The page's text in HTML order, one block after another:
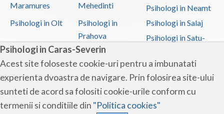
Psihologi in Caras-Severin
Acest site foloseste cookie-uri pentru a imbunatati
experienta dvoastra de navigare. Prin folosirea site-ului
sunteti de acord sa folositi cookie-urile conform cu
termenii si conditiile din "Politica cookies"
Maramures
Mehedinti
Psihologi in Neamt
Psihologi in Olt
Psihologi in
Prahova
Psihologi in Salaj
Psihologi in Satu-
Psihologi in Sibiu
Psihologi in
Suceava
Psihologi in
Teleorman
Psihologi in Timis
Psihologi in Tulcea Psihologi in Valcea
Psihologi in Vaslui
Psihologi in